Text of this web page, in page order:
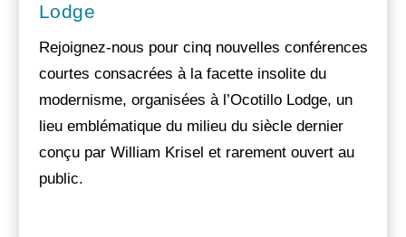
Lodge
Rejoignez-nous pour cinq nouvelles conférences
courtes consacrées à la facette insolite du
modernisme, organisées à l’Ocotillo Lodge, un
lieu emblématique du milieu du siècle dernier
conçu par William Krisel et rarement ouvert au
public.